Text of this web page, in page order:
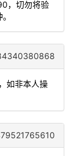
，切勿将验
如非本人操